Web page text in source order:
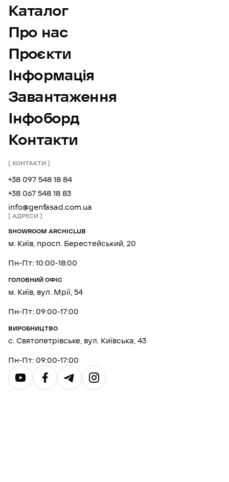
Каталог
Про нас
Проєкти
Інформація
Завантаження
Інфоборд
Контакти
КОНТАКТИ
+38 097 548 18 84
+38 067 548 18 83
info@genfasad.com.ua
АДРЕСИ
SHOWROOM ARCHICLUB
м. Київ, просп. Берестейський, 20
Пн-Пт: 10:00-18:00
ГОЛОВНИЙ ОФІС
м. Київ, вул. Мрії, 54
Пн-Пт: 09:00-17:00
ВИРОБНИЦТВО
с. Святопетрівське, вул. Київська, 43
Пн-Пт: 09:00-17:00